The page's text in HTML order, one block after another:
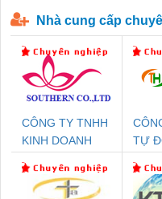
Nhà cung cấp
CÔNG TY TNHH
KINH DOANH
PHƯƠNG NAM
TỰ